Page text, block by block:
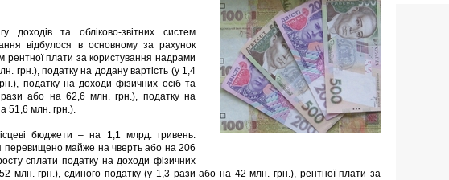
доходів та обліково-звітних систем
відбулося в основному за рахунок
рентної плати за користування надрами
грн.), податку на додану вартість (у 1,4
податку на доходи фізичних осіб та
рази або на 62,6 млн. грн.), податку на
51,6 млн. грн.).
бюджети – на 1,1 млрд. гривень.
перевищено майже на чверть або на 206
сплати податку на доходи фізичних
млн. грн.), єдиного податку (у 1,3 рази або на 42 млн. грн.), рентної плати за